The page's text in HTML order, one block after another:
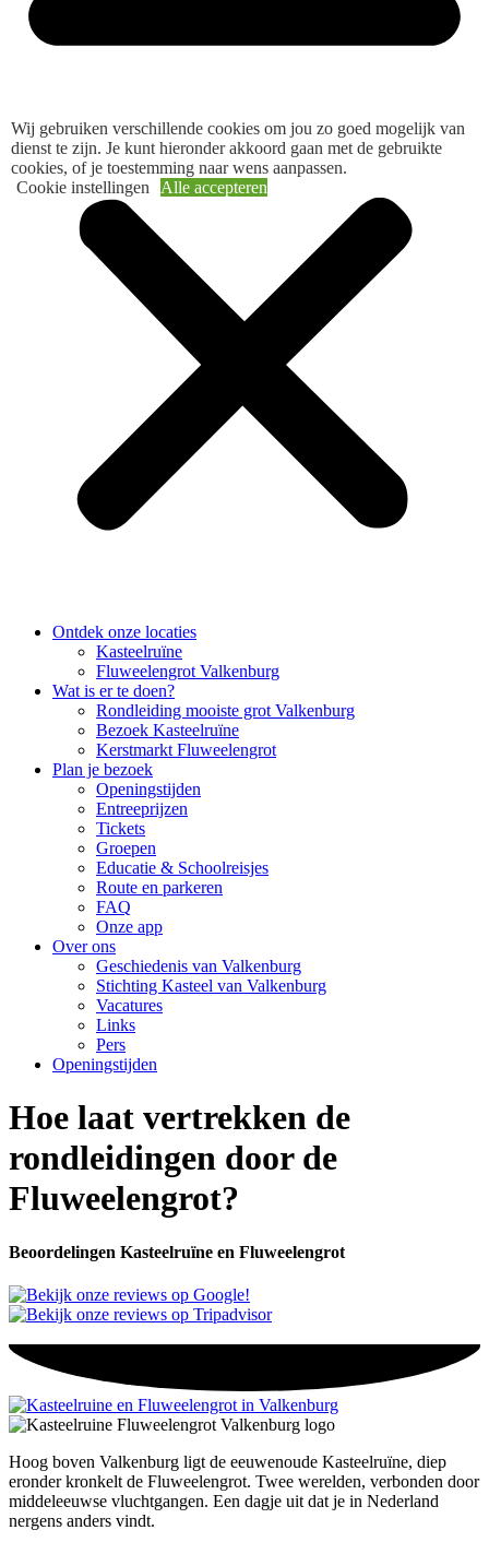
Ontdek onze locaties
Kasteelruïne
Fluweelengrot Valkenburg
Wat is er te doen?
Rondleiding mooiste grot Valkenburg
Bezoek Kasteelruïne
Kerstmarkt Fluweelengrot
Plan je bezoek
Openingstijden
Entreeprijzen
Tickets
Groepen
Educatie & Schoolreisjes
Route en parkeren
FAQ
Onze app
Over ons
Geschiedenis van Valkenburg
Stichting Kasteel van Valkenburg
Vacatures
Links
Pers
Openingstijden
Hoe laat vertrekken de
rondleidingen door de
Fluweelengrot?
Beoordelingen Kasteelruïne en Fluweelengrot
Hoog boven Valkenburg ligt de eeuwenoude Kasteelruïne, diep
eronder kronkelt de Fluweelengrot. Twee werelden, verbonden door
middeleeuwse vluchtgangen. Een dagje uit dat je in Nederland
nergens anders vindt.
Wij gebruiken verschillende cookies om jou zo goed mogelijk van
dienst te zijn. Je kunt hieronder akkoord gaan met de gebruikte
cookies, of je toestemming naar wens aanpassen.
Cookie instellingen
Alle accepteren